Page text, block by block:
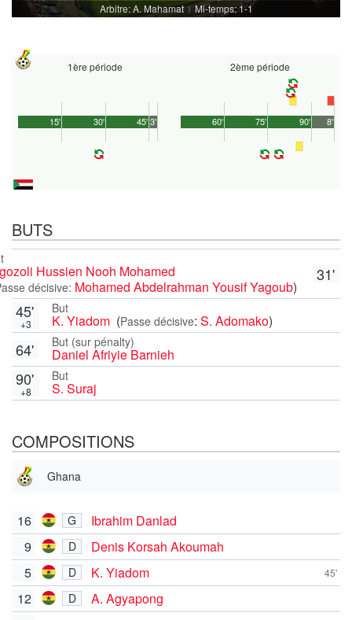
Arbitre: A. Mahamat | Mi-temps: 1-1
1ère période
45'
15' 30' 3'
2ème période
90'
60' 75' 8'
BUTS
31'
Hussien Nooh Mohamed
décisive: Mohamed Abdelrahman Yousif Yagoub)
But
K. Yiadom (Passe décisive: S. Adomako)
45'
+3
But (sur pénalty)
Daniel Afriyie Barnieh
64'
But
S. Suraj
90'
+8
COMPOSITIONS
Ghana
16 G
Ibrahim Danlad
9
D
Denis Korsah Akoumah
5
D K. Yiadom 45'
12 D
A. Agyapong